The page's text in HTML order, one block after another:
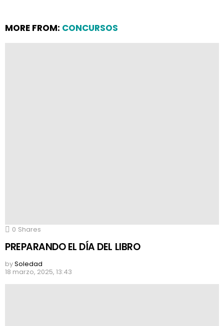
MORE FROM: CONCURSOS
0 Shares
PREPARANDO EL DÍA DEL LIBRO
bySoledad
18 marzo, 2025, 13:43